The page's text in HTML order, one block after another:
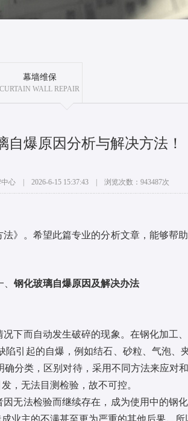
幕墙维保
CURTAIN WALL REPAIR
自爆原因分析与解决方法！
中心 | 2026-6-15 15:37:43 | 浏览次数：943487次
》。希望此篇专业的分析文章，能够帮
、 钢化玻璃自爆原因及解决办法
而自动发生破碎的现象。在钢化加工
引起的自爆，例如结石、砂粒、气泡、
分类，区别对待，采用不同方法来应对
，无法目测检验，故不可控。
法检验而继续存在，成为使用中的钢
业主的不满甚至更为严重的其他后果。所